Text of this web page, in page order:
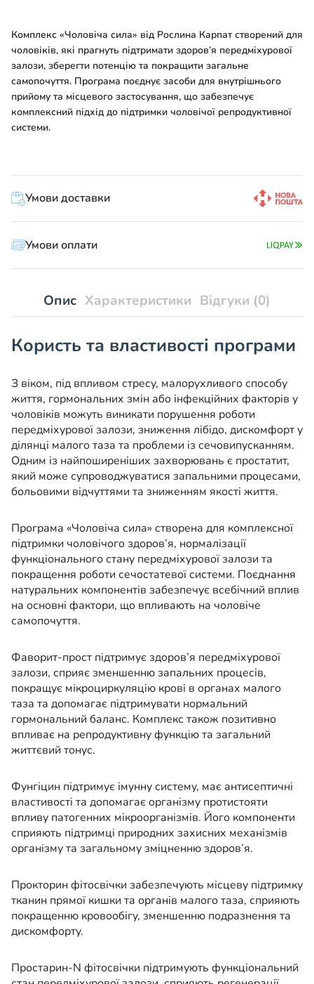
Комплекс «Чоловіча сила» від Рослина Карпат створений для
чоловіків, які прагнуть підтримати здоров’я передміхурової
залози, зберегти потенцію та покращити загальне
самопочуття. Програма поєднує засоби для внутрішнього
прийому та місцевого застосування, що забезпечує
комплексний підхід до підтримки чоловічої репродуктивної
системи.
Умови доставки
Умови оплати
Опис Характеристики Відгуки (0)
Користь та властивості програми
З віком, під впливом стресу, малорухливого способу
життя, гормональних змін або інфекційних факторів у
чоловіків можуть виникати порушення роботи
передміхурової залози, зниження лібідо, дискомфорт у
ділянці малого таза та проблеми із сечовипусканням.
Одним із найпоширеніших захворювань є простатит,
який може супроводжуватися запальними процесами,
больовими відчуттями та зниженням якості життя.
Програма «Чоловіча сила» створена для комплексної
підтримки чоловічого здоров’я, нормалізації
функціонального стану передміхурової залози та
покращення роботи сечостатевої системи. Поєднання
натуральних компонентів забезпечує всебічний вплив
на основні фактори, що впливають на чоловіче
самопочуття.
Фаворит-прост підтримує здоров’я передміхурової
залози, сприяє зменшенню запальних процесів,
покращує мікроциркуляцію крові в органах малого
таза та допомагає підтримувати нормальний
гормональний баланс. Комплекс також позитивно
впливає на репродуктивну функцію та загальний
життєвий тонус.
Фунгіцин підтримує імунну систему, має антисептичні
властивості та допомагає організму протистояти
впливу патогенних мікроорганізмів. Його компоненти
сприяють підтримці природних захисних механізмів
організму та загальному зміцненню здоров’я.
Прокторин фітосвічки забезпечують місцеву підтримку
тканин прямої кишки та органів малого таза, сприяють
покращенню кровообігу, зменшенню подразнення та
дискомфорту.
Простарин-N фітосвічки підтримують функціональний